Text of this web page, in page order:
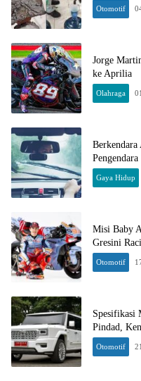
Otomotif
Jorge
ke Aprilia
Olahraga
Gaya Hidup
Misi Baby
Gresini
Otomotif
Spesifikasi
Pindad,
Otomotif